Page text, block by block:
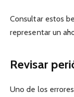
Consultar estos
representar un
Revisar
Uno de los